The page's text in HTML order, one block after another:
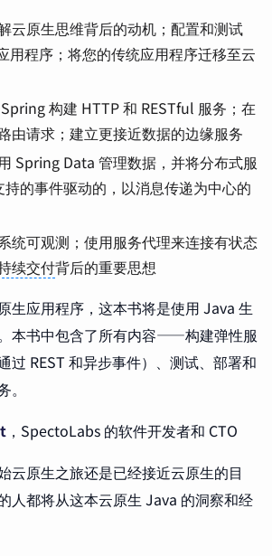
云原生思维背后的动机；配置和测试
用程序；将您的传统应用程序迁移至云
Spring 构建 HTTP 和 RESTful 服务；在
由请求；建立更接近数据的边缘服务
Spring Data 管理数据，并将分布式服
的事件驱动的，以消息传递为中心的
统可观测；使用服务代理来连接有状态
续交付背后的重要思想
生应用程序，这本书将是使用 Java 生
本书中包含了所有内容——构建弹性服
过 REST 和异步事件）、测试、部署和
，SpectoLabs 的软件开发者和 CTO
云原生之旅还是已经接近云原生的目
人都将从这本云原生 Java 的洞察和经